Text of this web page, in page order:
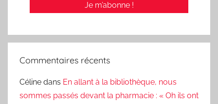
Commentaires récents
Céline dans En allant à la bibliothèque, nous
sommes passés devant la pharmacie : « Oh ils ont